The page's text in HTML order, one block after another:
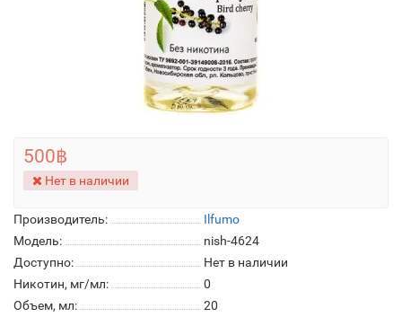
Производитель:
Ilfumo
Модель:
nish-4624
Доступно:
Нет в наличии
Никотин, мг/мл:
0
Объем, мл:
20
500฿
Нет в наличии